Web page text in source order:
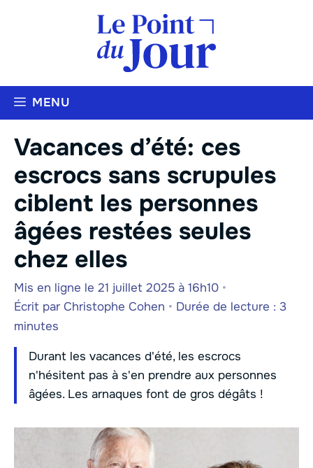
MENU
Vacances d’été: ces
escrocs sans scrupules
ciblent les personnes
âgées restées seules
chez elles
Mis en ligne le 21 juillet 2025 à 16h10 •
Écrit par Christophe Cohen • Durée de lecture : 3
minutes
Durant les vacances d'été, les escrocs
n'hésitent pas à s'en prendre aux personnes
âgées. Les arnaques font de gros dégâts !